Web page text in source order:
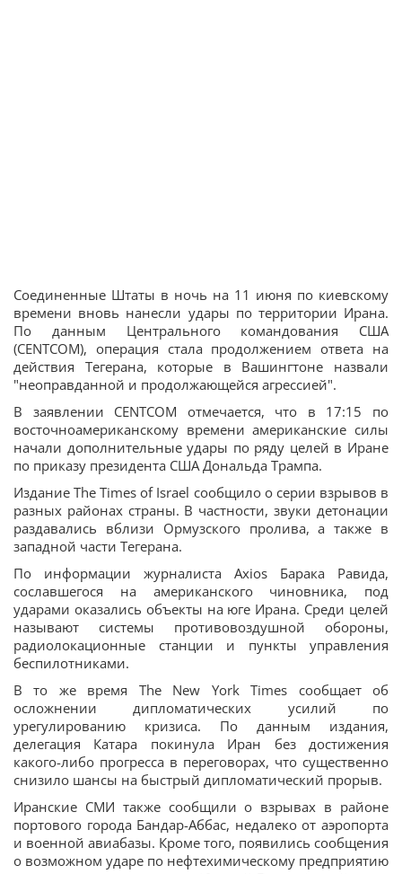
Соединенные Штаты в ночь на 11 июня по киевскому
времени вновь нанесли удары по территории Ирана.
По данным Центрального командования США
(CENTCOM), операция стала продолжением ответа на
действия Тегерана, которые в Вашингтоне назвали
"неоправданной и продолжающейся агрессией".
В заявлении CENTCOM отмечается, что в 17:15 по
восточноамериканскому времени американские силы
начали дополнительные удары по ряду целей в Иране
по приказу президента США Дональда Трампа.
Издание The Times of Israel сообщило о серии взрывов в
разных районах страны. В частности, звуки детонации
раздавались вблизи Ормузского пролива, а также в
западной части Тегерана.
По информации журналиста Axios Барака Равида,
сославшегося на американского чиновника, под
ударами оказались объекты на юге Ирана. Среди целей
называют системы противовоздушной обороны,
радиолокационные станции и пункты управления
беспилотниками.
В то же время The New York Times сообщает об
осложнении дипломатических усилий по
урегулированию кризиса. По данным издания,
делегация Катара покинула Иран без достижения
какого-либо прогресса в переговорах, что существенно
снизило шансы на быстрый дипломатический прорыв.
Иранские СМИ также сообщили о взрывах в районе
портового города Бандар-Аббас, недалеко от аэропорта
и военной авиабазы. Кроме того, появились сообщения
о возможном ударе по нефтехимическому предприятию